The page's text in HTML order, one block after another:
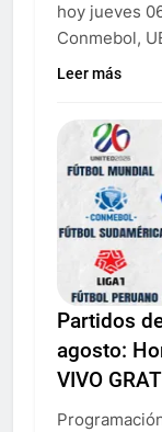
hoy jueves
Conmebol,
Leer más
Partidos
agosto:
VIVO